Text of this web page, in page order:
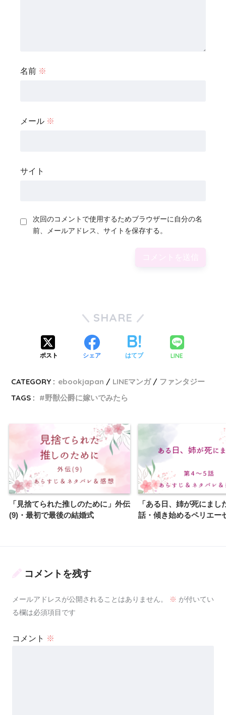
名前 ※
メール ※
サイト
次回のコメントで使用するためブラウザーに自分の名
前、メールアドレス、サイトを保存する。
SHARE
ポスト シェア はてブ LINE
CATEGORY : ebookjapan LINEマンガ
ファンタジー
TAGS :
野獣公爵に嫁いでみたら
「見捨てられた推しのために」外伝
(9)・最初で最後の結婚式
「ある日、姉が死にまし
話・傾き始めるペリエー
コメントを残す
メールアドレスが公開されることはありません。 ※ が付いてい
る欄は必須項目です
コメント ※